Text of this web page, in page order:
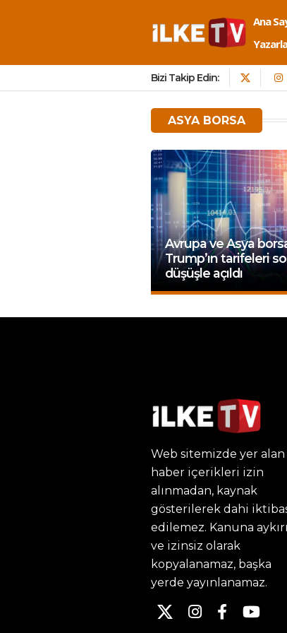
Ana
Bizi Takip Edin:
ASYA BORSA
Avrupa ve Asya
Trump’ın tarifeleri
düşüşle açıldı
Web sitemizde yer alan
haber içerikleri izin
alınmadan, kaynak
gösterilerek dahi
edilemez. Kanuna aykırı
ve izinsiz olarak
kopyalanamaz, başka
yerde yayınlanamaz.